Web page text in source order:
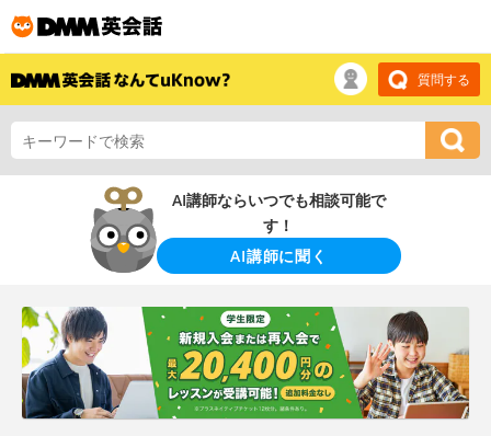
質問する
AI講師ならいつでも相談可能で
す！
AI講師に聞く